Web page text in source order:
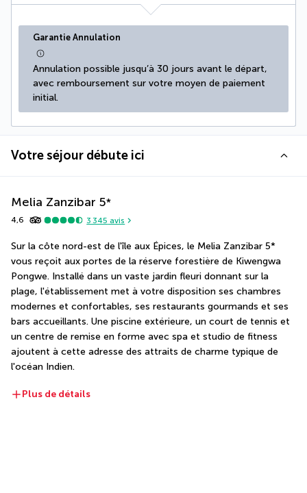
Garantie Annulation
Annulation possible jusqu’à 30 jours avant le départ,
avec remboursement sur votre moyen de paiement
initial.
Votre séjour débute ici
Melia Zanzibar 5*
4,6 3 345 avis
Sur la côte nord-est de l'île aux Épices, le Melia Zanzibar 5*
vous reçoit aux portes de la réserve forestière de Kiwengwa
Pongwe. Installé dans un vaste jardin fleuri donnant sur la
plage, l'établissement met à votre disposition ses chambres
modernes et confortables, ses restaurants gourmands et ses
bars accueillants. Une piscine extérieure, un court de tennis et
un centre de remise en forme avec spa et studio de fitness
ajoutent à cette adresse des attraits de charme typique de
l'océan Indien.
Plus de détails